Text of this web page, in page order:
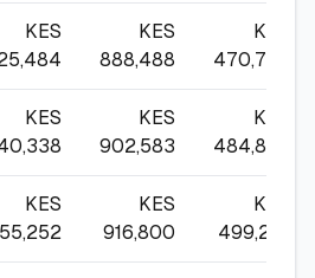
KES
KES
888,488
KES
470,735
KES
KES
902,583
KES
484,866
KES
KES
916,800
KES
499,241